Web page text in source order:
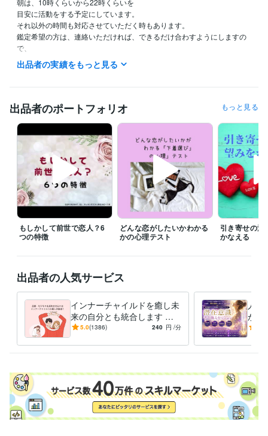
朝は、10時くらいから22時くらいを
目安に活動をする予定にしています。
それ以外の時間も対応させていただく時もあります。
鑑定希望の方は、連絡いただければ、できるだけ合わすようにしますの
で、
希望の時間がある方は、ダイレクトメッセージで鑑定の希望をお知らせ
ください。
できるだけ対応させていただきたいと思っていますので、
遠慮なく連絡してみてくださいね。
予約を押していただいた場合、
すぐに鑑定をと言われても◯時とか〇時半にしか
設定できないことがあります。
すぐに対応して欲しい時には、
待機をしますので、そちらを購入してください。
「すぐに鑑定して欲しい」、「なるべく早く聞いて欲しい。」
その気持ちは、すごくわかりますので、
待機をしていない時などは遠慮なく
※外出中や予約対応がない限りは、
できるだけご希望に沿いたいと思っています。
なお、鑑定中は、お返事ができない
仕組みになっていますので、お待ちください。
よろしくお願いいたします。
エンジニア / 情報システム・社内SE 経験年数 : 4年
マーケティング / 商品企画・開発 経験年数 : 2年
管理 / 総務 経験年数 : 2年
事務・ビジネスサポート / 事務（一般事務） 経験年数 : 10年
人事 / 労務・給与 経験年数 : 3年
出品者の実績をもっと見る
出品者のポートフォリオ もっと見る
もしかして前世で恋人？6
つの特徴
どんな恋がしたいかわかる
かの心理テスト
引き寄せの
かなえる
出品者の人気サービス
インナーチャイルドを癒し未
来の自分とも統合します 両
親へのネガティブな感情が
る？
5.0(1386) 240 円 /分
人生
が叶
実を
てい